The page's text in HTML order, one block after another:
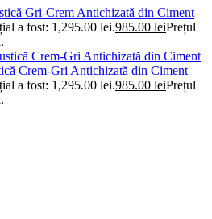
Gri-Crem Antichizată din Ciment
a fost: 1,295.00 lei.985.00 leiPrețul
Crem-Gri Antichizată din Ciment
a fost: 1,295.00 lei.985.00 leiPrețul